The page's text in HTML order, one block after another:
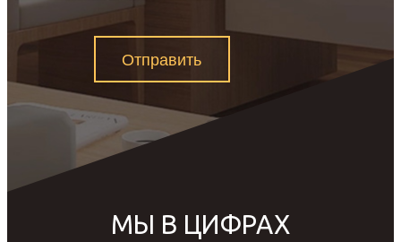
Отправить
МЫ В ЦИФРАХ